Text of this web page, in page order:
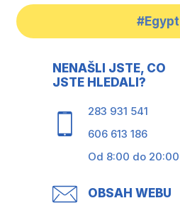
#Egypt
NENAŠLI JSTE, CO
JSTE HLEDALI?
283 931 541
606 613 186
Od 8:00 do 20:00
OBSAH WEBU